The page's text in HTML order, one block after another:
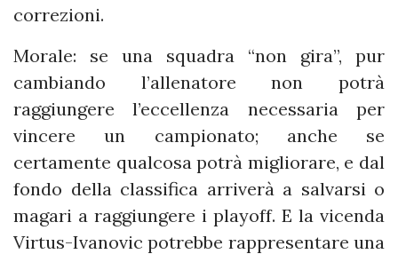
correzioni.
Morale: se una squadra “non gira”, pur
cambiando l’allenatore non potrà
raggiungere l’eccellenza necessaria per
vincere un campionato; anche se
certamente qualcosa potrà migliorare, e dal
fondo della classifica arriverà a salvarsi o
magari a raggiungere i playoff. E la vicenda
Virtus-Ivanovic potrebbe rappresentare una